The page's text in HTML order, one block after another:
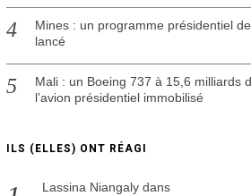
Mines : un programme présidentiel
lancé
Mali : un Boeing 737 à 15,6 milliards
l’avion présidentiel immobilisé
ILS (ELLES) ONT RÉAGI
Lassina Niangalydans